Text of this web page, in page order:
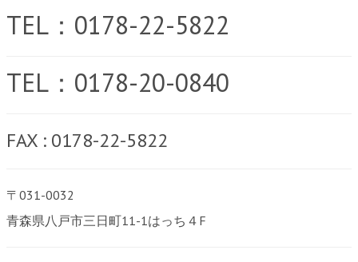
TEL：0178-22-5822
TEL：0178-20-0840
FAX : 0178-22-5822
〒031-0032
青森県八戸市三日町11-1はっち４F